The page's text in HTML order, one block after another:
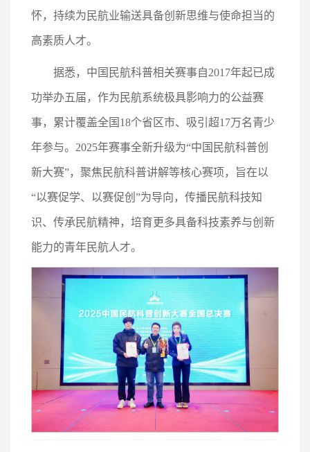
怀，持续为民航业输送具备创新思维与使命担当的
高素质人才。
据悉，中国民航科普相关赛事自2017年起已成
功举办五届，作为民航系统极具影响力的公益赛
事，累计覆盖全国18个省区市、吸引超17万名青少
年参与。2025年赛事全新升级为“中国民航科普创
新大赛”，聚焦民航科普讲解等核心赛项，旨在以
“以赛促学、以赛促创”为导向，传播民航科技知
识、传承民航精神，培育更多具备科技素养与创新
能力的青年民航人才。